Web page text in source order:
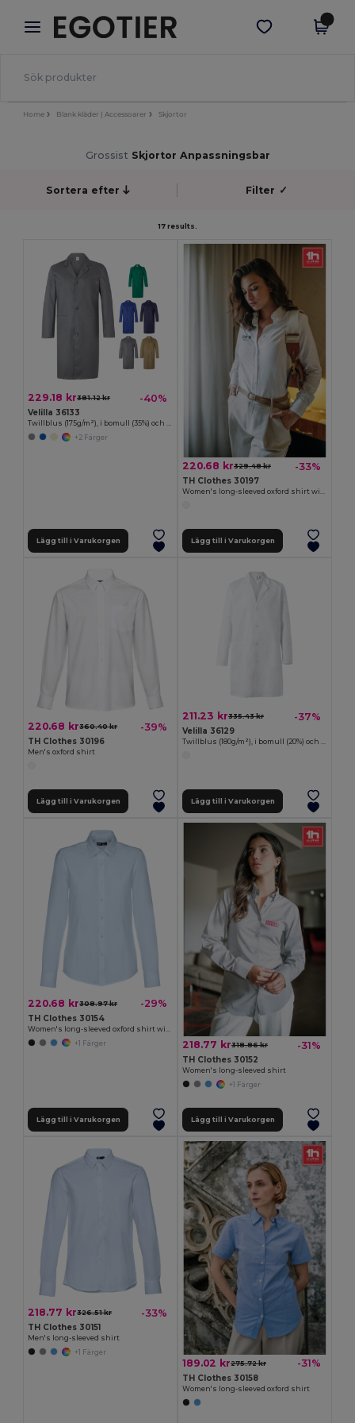
× Egotier-app
Bättre priser i appen!
Hämta app
Home Blank kläder | Accessoarer Skjortor
Grossist Skjortor Anpassningsbar
Sortera efter Filter ✓
17 results.
229.18 kr381.12 kr -40%
Velilla 36133
Twillblus (175g/m²), i bomull (35%) och polyester (65%)
+2 Färger
Lägg till i Varukorgen
220.68 kr329.48 kr -33%
TH Clothes 30197
Women's long-sleeved oxford shirt with pearl coloured buttons. White
Lägg till i Varukorgen
220.68 kr360.40 kr -39%
TH Clothes 30196
Men's oxford shirt
Lägg till i Varukorgen
211.23 kr335.43 kr -37%
Velilla 36129
Twillblus (180g/m²), i bomull (20%) och polyester (80%)
Lägg till i Varukorgen
220.68 kr308.97 kr -29%
TH Clothes 30154
+1 Färger
Lägg till i Varukorgen
218.77 kr318.86 kr -31%
TH Clothes 30152
Women's long-sleeved shirt
+1 Färger
Lägg till i Varukorgen
218.77 kr326.51 kr -33%
TH Clothes 30151
Men's long-sleeved shirt
+1 Färger
189.02 kr275.72 kr -31%
TH Clothes 30158
Women's long-sleeved oxford shirt